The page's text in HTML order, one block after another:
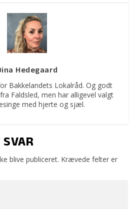
Hedegaard
Bakkelandets Lokalråd. Og godt
Faldsled, men har alligevel valgt
med hjerte og sjæl.
blive publiceret. Krævede felter er